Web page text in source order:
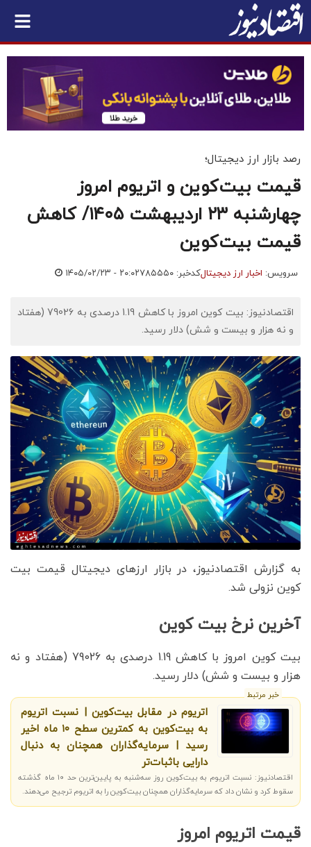
رصد بازار ارز دیجیتال؛
قیمت بیت‌کوین و اتریوم امروز
چهارشنبه ۲۳ اردیبهشت ۱۴۰۵/ کاهش
قیمت بیت‌کوین
سرویس: اخبار ارز دیجیتالکدخبر: ۷۸۵۵۵۰ ۱۴۰۵/۰۲/۲۳ - ۲۰:۰۲
اقتصادنیوز: بیت کوین امروز با کاهش 1.19 درصدی به 79026 (هفتاد
و نه هزار و بیست و شش) دلار رسید.
به گزارش اقتصادنیوز، در بازار ارزهای دیجیتال قیمت بیت
کوین نزولی شد.
آخرین نرخ بیت کوین
بیت کوین امروز با کاهش 1.19 درصدی به 79026 (هفتاد و نه
هزار و بیست و شش) دلار رسید.
خبر مرتبط
اتریوم در مقابل بیت‌کوین | نسبت اتریوم
به بیت‌کوین به کمترین سطح ۱۰ ماه اخیر
رسید | سرمایه‌گذاران همچنان به دنبال
دارایی باثبات‌تر
اقتصادنیوز: نسبت اتریوم به بیت‌کوین روز سه‌شنبه به پایین‌ترین حد ۱۰ ماه گذشته
سقوط کرد و نشان داد که سرمایه‌گذاران همچنان بیت‌کوین را به اتریوم ترجیح می‌دهند.
قیمت اتریوم امروز